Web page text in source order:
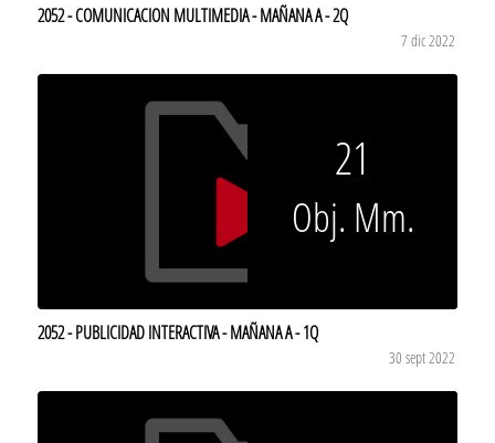
2052 - COMUNICACION MULTIMEDIA - MAÑANA A - 2Q
7 dic 2022
21
Obj. Mm.
2052 - PUBLICIDAD INTERACTIVA - MAÑANA A - 1Q
30 sept 2022